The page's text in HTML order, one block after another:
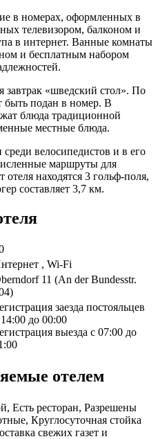
в номерах, оформленных в
телевизором, балконом и
в интернет. Ванные комнаты
и бесплатным набором
завтрак «шведский стол». По
быть подан в номер. В
блюда традиционной
местные блюда.
велосипедистов и в его
маршруты для
находятся 3 гольф-поля,
составляет 3,7 км.
, Wi-Fi
11 (An der Bundesstr.
заезда постояльцев
до 00:00
выезда с 07:00 до
отелем
Есть ресторан, Разрешены
Круглосуточная стойка
свежих газет и